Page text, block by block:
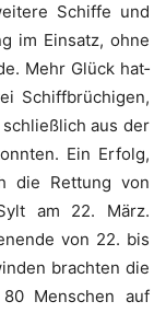
Schif­fe und
im Ein­satz, ohne
Mehr Glück hat­
Schiff­brü­chi­gen,
aus der
Ein Erfolg,
die Ret­tung von
am 22. März.
von 22. bis
brach­ten die
80 Men­schen auf